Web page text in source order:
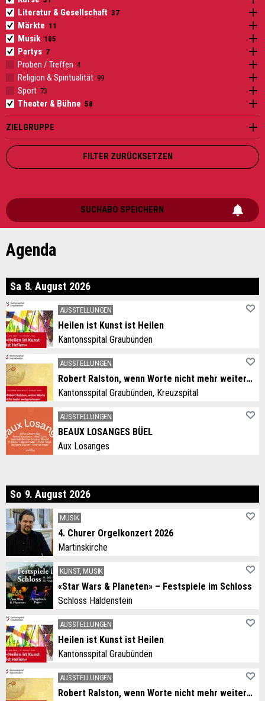
31
Literatur & Gesellschaft
Märkte
Musik
Partys
Proben / Treffen
Religion & Spiritualität
Sport
Theater & Bühne
ZIELGRUPPE
FILTER ZURÜCKSETZEN
SUCHABO SPEICHERN
Agenda
Sa mstag
8. August 2026
AUSSTELLUNGEN
Heilen ist Kunst ist Heilen
Kantonsspital Graubünden
AUSSTELLUNGEN
Robert Ralston, wenn Worte nicht mehr weiterwissen
Kantonsspital Graubünden, Kreuzspital
AUSSTELLUNGEN
BEAUX LOSANGES BÜEL
Aux Losanges
Sonntag
9. August 2026
MUSIK
4. Churer Orgelkonzert 2026
Martinskirche
KUNST, MUSIK
«Star Wars & Planeten» – Festspiele im Schloss
Schloss Haldenstein
AUSSTELLUNGEN
Heilen ist Kunst ist Heilen
Kantonsspital Graubünden
AUSSTELLUNGEN
Robert Ralston, wenn Worte nicht mehr weiterwissen